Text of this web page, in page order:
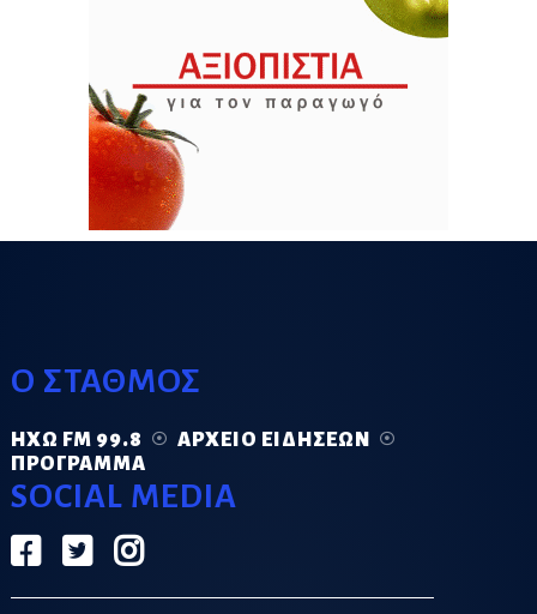
Ο ΣΤΑΘΜΟΣ
ΗΧΏ FM 99.8
ΑΡΧΕΊΟ ΕΙΔΉΣΕΩΝ
ΠΡΌΓΡΑΜΜΑ
SOCIAL MEDIA